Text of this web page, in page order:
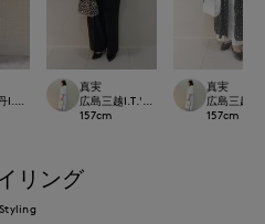
I.T.'S.international
真実
広島三越I.T.'S.international
157cm
真実
広島三越
157cm
リング
Styling